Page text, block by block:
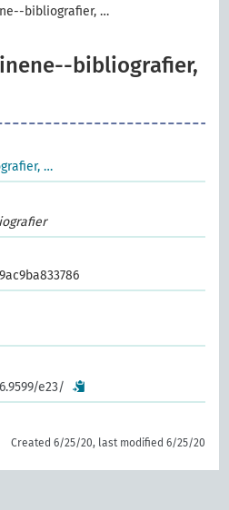
bibliografier, …
bibliografier,
…
e23/
Created 6/25/20, last modified 6/25/20